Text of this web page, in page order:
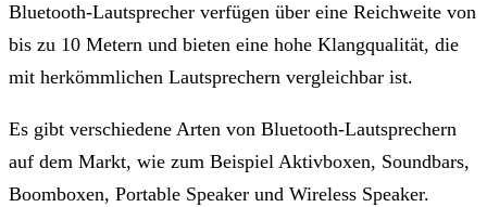
Bluetooth-Lautsprecher verfügen über eine Reichweite von
bis zu 10 Metern und bieten eine hohe Klangqualität, die
mit herkömmlichen Lautsprechern vergleichbar ist.
Es gibt verschiedene Arten von Bluetooth-Lautsprechern
auf dem Markt, wie zum Beispiel Aktivboxen, Soundbars,
Boomboxen, Portable Speaker und Wireless Speaker.